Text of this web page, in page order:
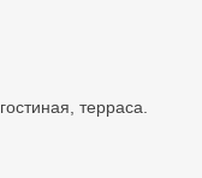
терраса.